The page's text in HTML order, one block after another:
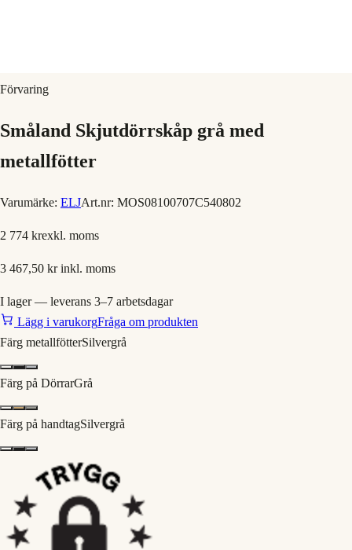
Förvaring
Småland Skjutdörrskåp grå med
metallfötter
Varumärke: ELJArt.nr: MOS08100707C540802
2 774 krexkl. moms
3 467,50 krinkl. moms
I lager — leverans 3–7 arbetsdagar
Lägg i varukorgFråga om produkten
Färg metallfötterSilvergrå
Färg på DörrarGrå
Färg på handtagSilvergrå